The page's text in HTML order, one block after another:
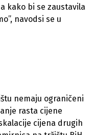
kako bi se zaustavila
navodsi se u
nemaju ograničeni
rasta cijene
cijena drugih